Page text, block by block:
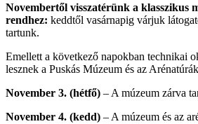
Novembertől visszatérünk a klasszikus
rendhez: keddtől vasárnapig várjuk
tartunk.
Emellett a következő napokban technikai
lesznek a Puskás Múzeum és az
November 3. (hétfő) – A múzeum zárva
November 4. (kedd) – A múzeum és az